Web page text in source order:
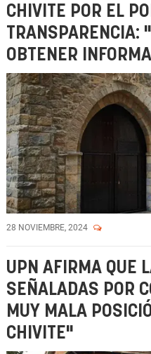
CHIVITE POR EL
TRANSPARENCIA:
OBTENER
28 NOVIEMBRE, 2024
UPN AFIRMA QUE
SEÑALADAS POR
MUY MALA
CHIVITE"